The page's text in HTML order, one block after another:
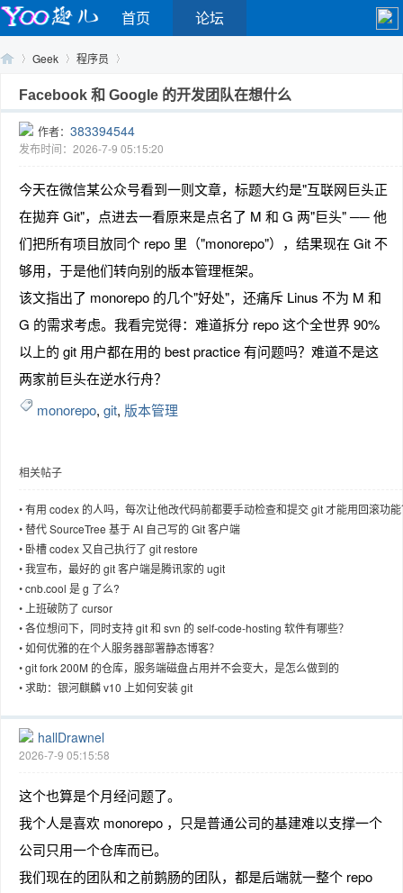
首页 论坛
Geek
›
程序员
›
Facebook 和 Google 的开发团队在想什么
作者： 383394544
发布时间：2026-7-9 05:15:20
今天在微信某公众号看到一则文章，标题大约是"互联网巨头正
在拋弃 Git"，点进去一看原来是点名了 M 和 G 两"巨头" ── 他
们把所有项目放同个 repo 里（"monorepo"），结果现在 Git 不
够用，于是他们转向别的版本管理框架。
该文指出了 monorepo 的几个"好处"，还痛斥 Linus 不为 M 和
G 的需求考虑。我看完觉得：难道拆分 repo 这个全世界 90%
以上的 git 用户都在用的 best practice 有问题吗？难道不是这
两家前巨头在逆水行舟？
monorepo, git, 版本管理
相关帖子
•有用 codex 的人吗，每次让他改代码前都要手动检查和提交 git 才能用回滚功
•替代 SourceTree 基于 AI 自己写的 Git 客户端
• 卧槽 codex 又自己执行了 git restore
•我宣布，最好的 git 客户端是腾讯家的 ugit
•cnb.cool 是 g 了么?
• 上班破防了 cursor
•各位想问下，同时支持 git 和 svn 的 self-code-hosting 软件有哪些？
•如何优雅的在个人服务器部署静态博客？
•git fork 200M 的仓库，服务端磁盘占用并不会变大，是怎么做到的
•求助：银河麒麟 v10 上如何安装 git
hallDrawnel
2026-7-9 05:15:58
这个也算是个月经问题了。
我个人是喜欢 monorepo ，只是普通公司的基建难以支撑一个
公司只用一个仓库而已。
我们现在的团队和之前鹅肠的团队，都是后端就一整个 repo